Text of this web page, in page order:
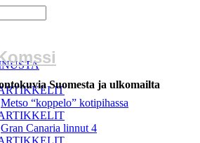
Metso “koppelo” kotipihassa
Gran Canaria linnut 4
Suomesta ja ulkomailta